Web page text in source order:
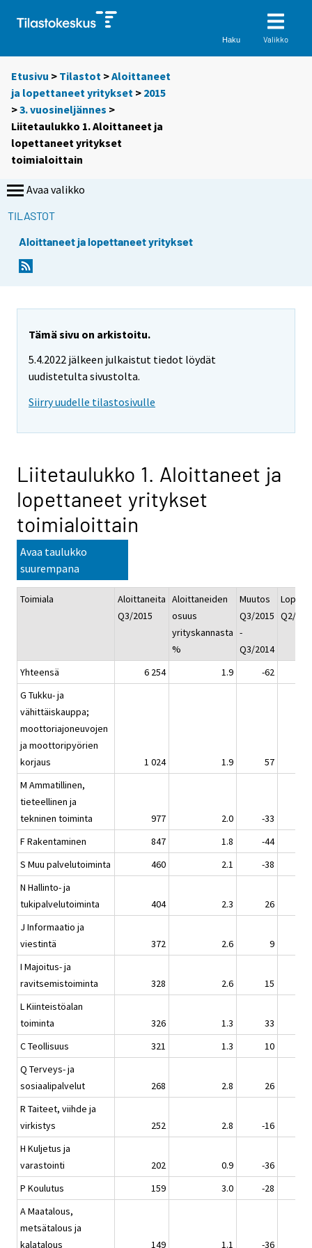
Haku Valikko
Etusivu > Tilastot >Aloittaneet
ja lopettaneet yritykset > 2015
>3. vuosineljännes >
Liitetaulukko 1. Aloittaneet ja
lopettaneet yritykset
toimialoittain
Avaa valikko
TILASTOT
Aloittaneet ja lopettaneet yritykset
Tämä sivu on arkistoitu.
5.4.2022 jälkeen julkaistut tiedot löydät
uudistetulta sivustolta.
Siirry uudelle tilastosivulle
Liitetaulukko 1. Aloittaneet ja
lopettaneet yritykset
toimialoittain
Avaa taulukko
suurempana
Toimiala
Aloittaneita
Q3/2015
Aloittaneiden
osuus
yrityskannasta
%
Muutos
Q3/2015
-
Q3/2014
Q2/
Yhteensä 6 254 1.9
-62
G Tukku- ja
vähittäiskauppa;
moottoriajoneuvojen
ja moottoripyörien
korjaus
1 024 1.9
57
M Ammatillinen,
tieteellinen ja
tekninen toiminta
977 2.0
-33
F Rakentaminen
847 1.8
-44
S Muu palvelutoiminta
460 2.1
-38
N Hallinto- ja
tukipalvelutoiminta
404 2.3
26
J Informaatio ja
viestintä
372 2.6
9
I Majoitus- ja
ravitsemistoiminta
328 2.6
15
L Kiinteistöalan
toiminta
326 1.3
33
C Teollisuus
321 1.3
10
Q Terveys- ja
sosiaalipalvelut
268 2.8
26
R Taiteet, viihde ja
virkistys
252 2.8
-16
H Kuljetus ja
varastointi
202 0.9
-36
P Koulutus
159 3.0
-28
A Maatalous,
metsätalous ja
kalatalous
149 1.1 -36